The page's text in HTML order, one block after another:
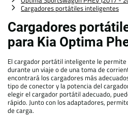
Cargadores portátiles inteligentes
Cargadores
para Kia Optima
El cargador portátil inteligente le permite
durante un viaje o de una toma de
encontrará los cargadores más
tipo de conector y la potencia del
elegir el cargador portátil adecuado,
rápido. Junto con los adaptadores,
de carga.